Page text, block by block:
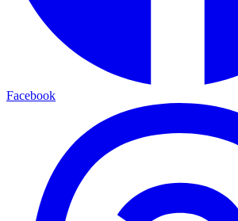
Facebook